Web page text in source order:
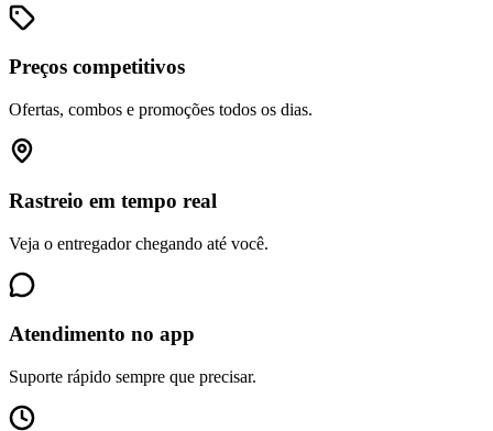
Preços competitivos
Ofertas, combos e promoções todos os dias.
Rastreio em tempo real
Veja o entregador chegando até você.
Atendimento no app
Suporte rápido sempre que precisar.